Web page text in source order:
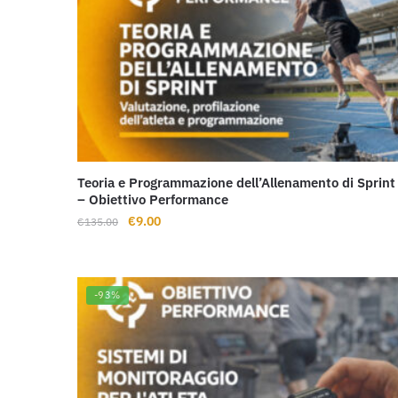
Teoria e Programmazione dell’Allenamento di Sprint
– Obiettivo Performance
€135.00
Il
era:
€135.00.
€9.00Il
è:
€9.00.
-93%